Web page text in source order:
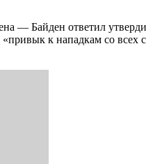
— Байден ответил
к нападкам со всех